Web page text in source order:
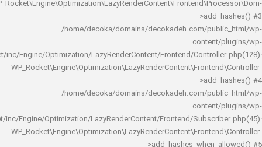
/home/decoka/domains/decokadeh.com/
rocket/inc/Engine/Optimization/LazyRenderContent/Frontend/
/home/decoka/domains/decokadeh.com/
rocket/inc/Engine/Optimization/LazyRenderContent/Frontend/